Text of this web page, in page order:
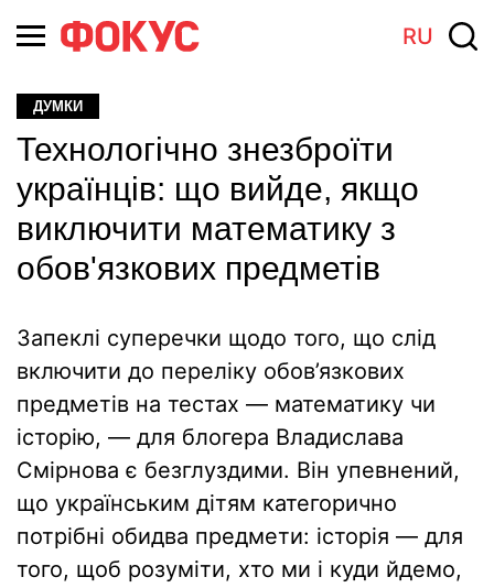
RU
ДУМКИ
Технологічно знезброїти
українців: що вийде, якщо
виключити математику з
обов'язкових предметів
Запеклі суперечки щодо того, що слід
включити до переліку обов’язкових
предметів на тестах — математику чи
історію, — для блогера Владислава
Смірнова є безглуздими. Він упевнений,
що українським дітям категорично
потрібні обидва предмети: історія — для
того, щоб розуміти, хто ми і куди йдемо,